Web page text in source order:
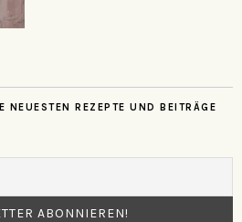
NEUESTEN REZEPTE UND BEITRÄGE